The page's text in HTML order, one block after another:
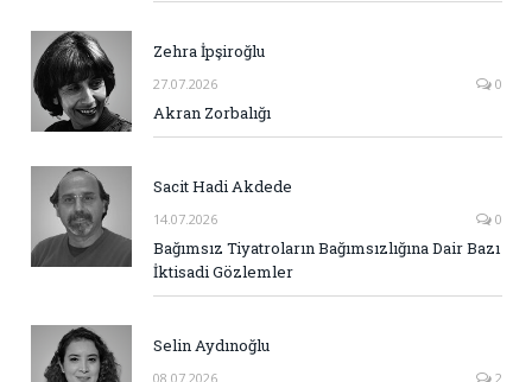
Zehra İpşiroğlu
27.07.2026 0
Akran Zorbalığı
Sacit Hadi Akdede
14.07.2026 0
Bağımsız Tiyatroların Bağımsızlığına Dair Bazı
İktisadi Gözlemler
Selin Aydınoğlu
08.07.2026 2